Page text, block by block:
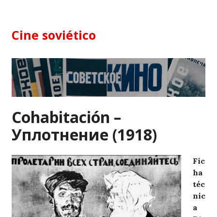
content
Cine soviético
Cohabitación –
Уплотнение (1918)
Fic
ha
téc
nic
a